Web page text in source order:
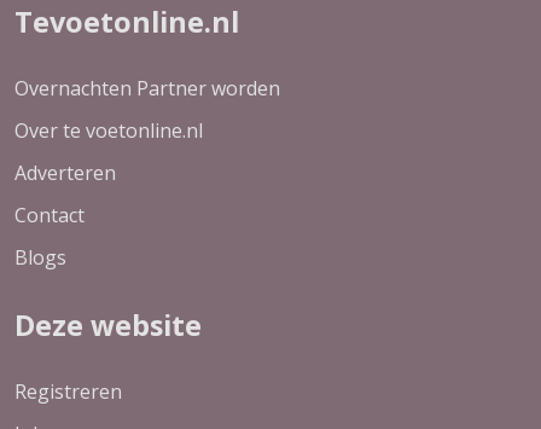
Tevoetonline.nl
Overnachten Partner worden
Over te voetonline.nl
Adverteren
Contact
Blogs
Deze website
Registreren